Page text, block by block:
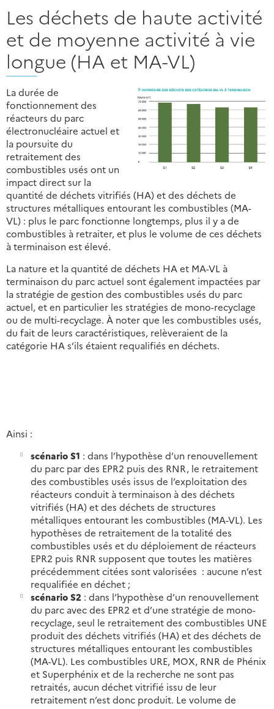
Les déchets de haute activité
et de moyenne activité à vie
longue (HA et MA-VL)
La durée de
fonctionnement des
réacteurs du parc
électronucléaire actuel et
la poursuite du
retraitement des
combustibles usés ont un
impact direct sur la
quantité de déchets vitrifiés (HA) et des déchets de
structures métalliques entourant les combustibles (MA-
VL) : plus le parc fonctionne longtemps, plus il y a de
combustibles à retraiter, et plus le volume de ces déchets
à terminaison est élevé.
La nature et la quantité de déchets HA et MA-VL à
terminaison du parc actuel sont également impactées par
la stratégie de gestion des combustibles usés du parc
actuel, et en particulier les stratégies de mono-recyclage
ou de multi-recyclage. À noter que les combustibles usés,
du fait de leurs caractéristiques, relèveraient de la
catégorie HA s’ils étaient requalifiés en déchets.
Ainsi :
scénario S1 : dans l’hypothèse d’un renouvellement
du parc par des EPR2 puis des RNR, le retraitement
des combustibles usés issus de l’exploitation des
réacteurs conduit à terminaison à des déchets
vitrifiés (HA) et des déchets de structures
métalliques entourant les combustibles (MA-VL). Les
hypothèses de retraitement de la totalité des
combustibles usés et du déploiement de réacteurs
EPR2 puis RNR supposent que toutes les matières
précédemment citées sont valorisées : aucune n’est
requalifiée en déchet ;
scénario S2: dans l’hypothèse d’un renouvellement
du parc avec des EPR2 et d’une stratégie de mono-
recyclage, seul le retraitement des combustibles UNE
produit des déchets vitrifiés (HA) et des déchets de
structures métalliques entourant les combustibles
(MA-VL). Les combustibles URE, MOX, RNR de Phénix
et Superphénix et de la recherche ne sont pas
retraités, aucun déchet vitrifié issu de leur
retraitement n’est donc produit. Le volume de